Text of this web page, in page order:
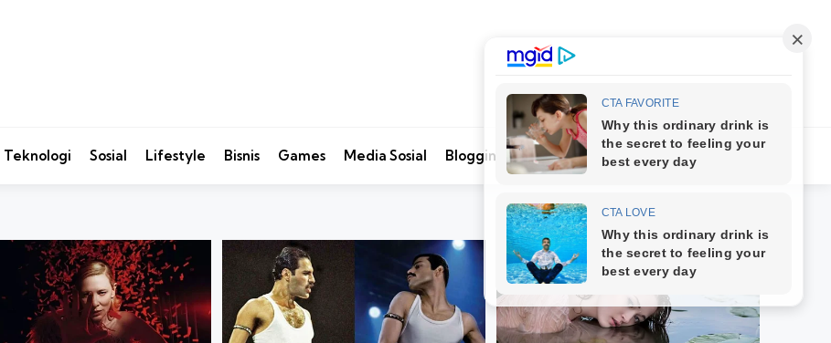
Teknologi Sosial Lifestyle Bisnis Games Media Sosial Blogging SearchKontak Kami